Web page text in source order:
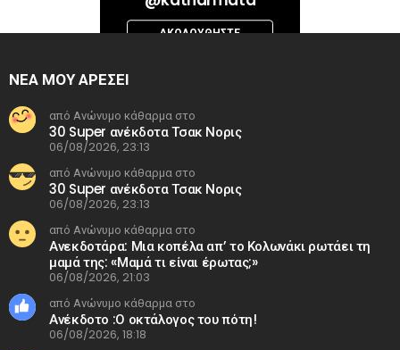
Thursday, 06-Aug-26 13:14:09 PDT. The current time is Thursday, 06-
ΑΚΟΛΟΥΘΉΣΤΕ
ΝΕΑ ΜΟΥ ΑΡΕΣΕΙ
από Ανώνυμο κάθαρμα στο
30 Super ανέκδοτα Τσακ Νορις
06/08/2026, 23:13
από Ανώνυμο κάθαρμα στο
30 Super ανέκδοτα Τσακ Νορις
06/08/2026, 23:13
από Ανώνυμο κάθαρμα στο
Ανεκδοτάρα: Μια κοπέλα απ’ το Κολωνάκι ρωτάει τη
μαμά της: «Μαμά τι είναι έρωτας;»
06/08/2026, 21:03
από Ανώνυμο κάθαρμα στο
Ανέκδοτο :Ο οκτάλογος του πότη!
06/08/2026, 18:18